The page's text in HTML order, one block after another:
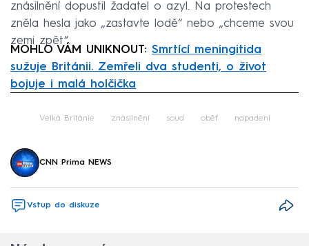
znásilnění dopustil žadatel o azyl. Na protestech
zněla hesla jako „zastavte lodě“ nebo „chceme svou
zemi zpět“.
MOHLO VÁM UNIKNOUT: Smrtící meningitida
sužuje Británii. Zemřeli dva studenti, o život
bojuje i malá holčička
Velká Británie znásilnění soud oběť napadení
CNN Prima NEWS
Vstup do diskuze